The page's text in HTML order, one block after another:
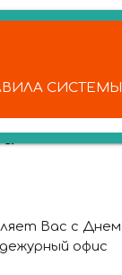
СИСТЕМЫ
Вас с Днем
офис